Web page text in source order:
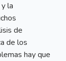
la
de
de los
hay que